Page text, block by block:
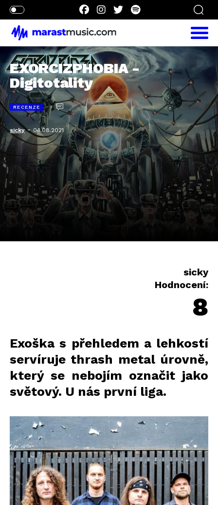
EXORCIZPHOBIA -
Digitotality
RECENZE
sicky-04.08.2021
sicky
Hodnocení:
8
Exoška s přehledem a lehkostí
servíruje thrash metal úrovně,
který se nebojím označit jako
světový. U nás první liga.